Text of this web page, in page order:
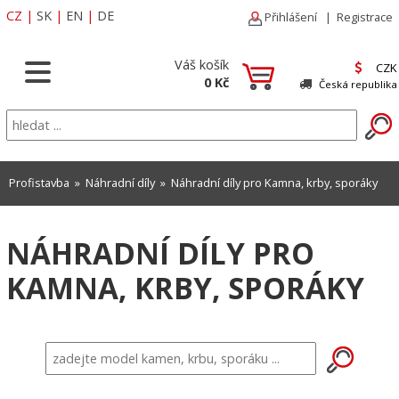
CZ | SK | EN | DE Přihlášení | Registrace
Váš košík
0 Kč
CZK
Česká republika
Profistavba » Náhradní díly» Náhradní díly pro Kamna, krby, sporáky
NÁHRADNÍ DÍLY PRO
KAMNA, KRBY, SPORÁKY